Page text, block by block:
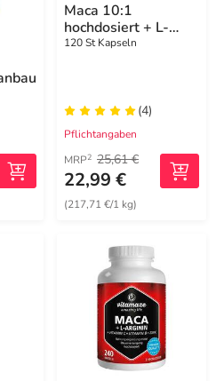
Maca 10:1
hochdosiert + L-
Arginin + OPC +
120 St Kapseln
(4)
Pflichtangaben
MRP2 25,61 €
22,99 €
(217,71 €/1 kg)